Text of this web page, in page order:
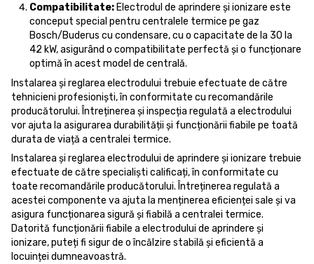
Compatibilitate: Electrodul de aprindere și ionizare este
conceput special pentru centralele termice pe gaz
Bosch/Buderus cu condensare, cu o capacitate de la 30 la
42 kW, asigurând o compatibilitate perfectă și o funcționare
optimă în acest model de centrală.
Instalarea și reglarea electrodului trebuie efectuate de către
tehnicieni profesioniști, în conformitate cu recomandările
producătorului. Întreținerea și inspecția regulată a electrodului
vor ajuta la asigurarea durabilității și funcționării fiabile pe toată
durata de viață a centralei termice.
Instalarea și reglarea electrodului de aprindere și ionizare trebuie
efectuate de către specialiști calificați, în conformitate cu
toate recomandările producătorului. Întreținerea regulată a
acestei componente va ajuta la menținerea eficienței sale și va
asigura funcționarea sigură și fiabilă a centralei termice.
Datorită funcționării fiabile a electrodului de aprindere și
ionizare, puteți fi sigur de o încălzire stabilă și eficientă a
locuinței dumneavoastră.